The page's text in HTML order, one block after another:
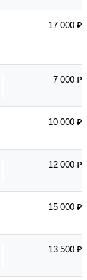
17 000 ₽
7 000 ₽
10 000 ₽
12 000 ₽
15 000 ₽
13 500 ₽